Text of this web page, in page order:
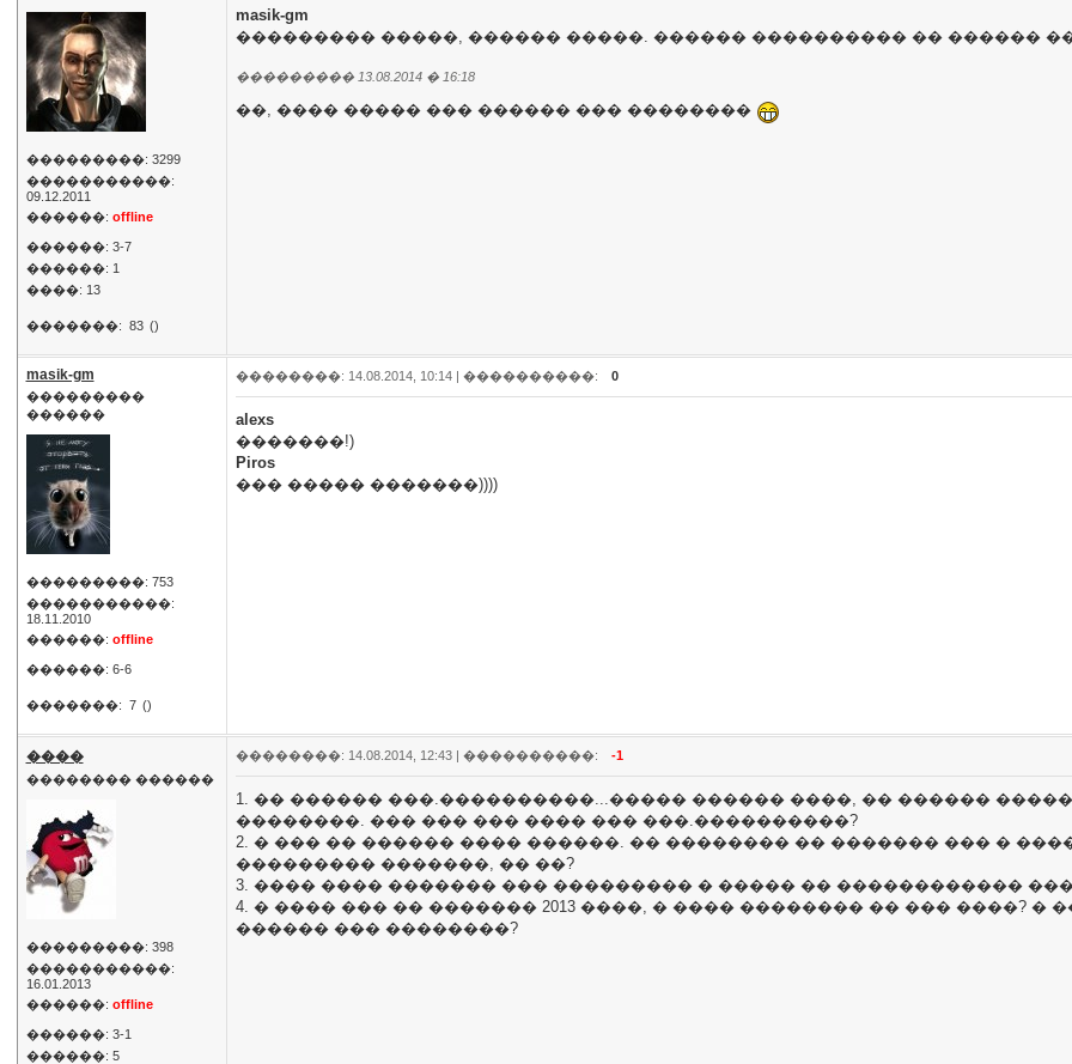
���������: 3299
�����������:
09.12.2011
������: offline
������: 3-7
������: 1
����: 13
�������: 83 ()
masik-gm
��������� �����, ������ �����. ������ ���������� �� ������
��������� 13.08.2014 � 16:18
��, ���� ����� ��� ������ ��� ��������
masik-gm
���������
������
���������: 753
�����������:
18.11.2010
������: offline
������: 6-6
�������: 7 ()
��������: 14.08.2014, 10:14 | ����������: 0
alexs
�������!)
Piros
��� ����� �������))))
����
�������� ������
���������: 398
�����������:
16.01.2013
������: offline
������: 3-1
������: 5
��������: 14.08.2014, 12:43 | ����������: -1
1. �� ������ ���.����������...����� ������ ����, �� ������
��������. ��� ��� ��� ���� ��� ���.����������?
2. � ��� �� ������ ���� ������. �� �������� �� ������� ��� �
��������� �������, �� ��?
3. ���� ���� ������� ��� ��������� � ����� �� ������������
4. � ���� ��� �� ������� 2013 ����, � ���� �������� �� ��� ����?
������ ��� ��������?